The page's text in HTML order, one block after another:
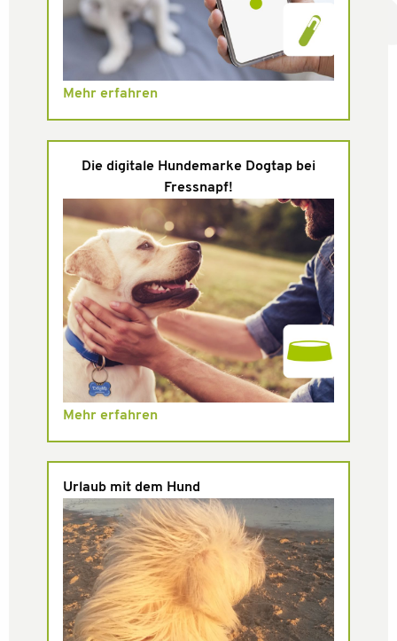
Mehr erfahren
Die digitale Hundemarke Dogtap bei
Fressnapf!
Mehr erfahren
Urlaub mit dem Hund